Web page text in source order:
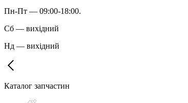
Пн-Пт — 09:00-18:00.
Сб — вихідний
Нд — вихідний
Каталог запчастин